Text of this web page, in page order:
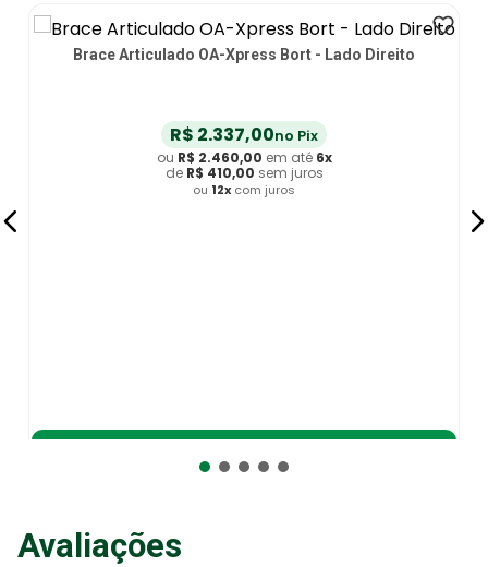
Brace Articulado OA-Xpress Bort - Lado Direito
R$ 2.337,00no Pix
ou R$ 2.460,00 em até 6x
de R$ 410,00 sem juros
ou 12x com juros
Avaliações